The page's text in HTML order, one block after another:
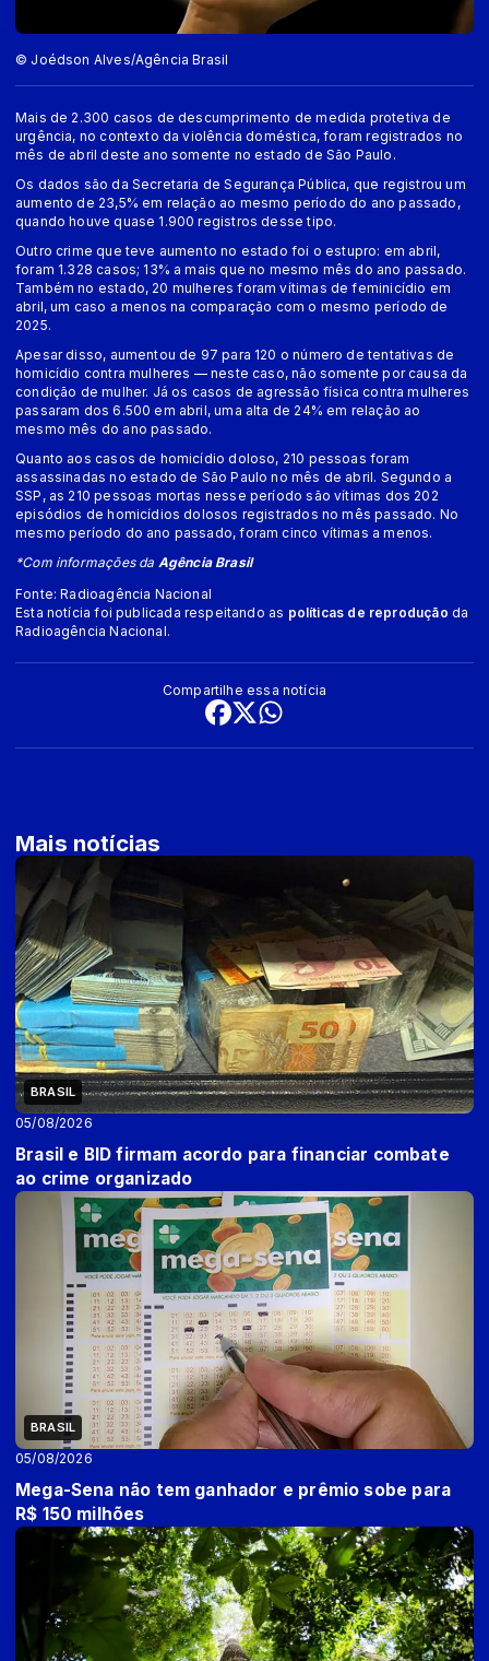
© Joédson Alves/Agência Brasil
Mais de 2.300 casos de descumprimento de medida protetiva de
urgência, no contexto da violência doméstica, foram registrados no
mês de abril deste ano somente no estado de São Paulo.
Os dados são da Secretaria de Segurança Pública, que registrou um
aumento de 23,5% em relação ao mesmo período do ano passado,
quando houve quase 1.900 registros desse tipo.
Outro crime que teve aumento no estado foi o estupro: em abril,
foram 1.328 casos; 13% a mais que no mesmo mês do ano passado.
Também no estado, 20 mulheres foram vítimas de feminicídio em
abril, um caso a menos na comparação com o mesmo período de
2025.
Apesar disso, aumentou de 97 para 120 o número de tentativas de
homicídio contra mulheres — neste caso, não somente por causa da
condição de mulher. Já os casos de agressão física contra mulheres
passaram dos 6.500 em abril, uma alta de 24% em relação ao
mesmo mês do ano passado.
Quanto aos casos de homicídio doloso, 210 pessoas foram
assassinadas no estado de São Paulo no mês de abril. Segundo a
SSP, as 210 pessoas mortas nesse período são vítimas dos 202
episódios de homicídios dolosos registrados no mês passado. No
mesmo período do ano passado, foram cinco vítimas a menos.
*Com informações da Agência Brasil
Fonte: Radioagência Nacional
Esta notícia foi publicada respeitando as políticas de reprodução da
Radioagência Nacional.
Compartilhe essa notícia
Mais notícias
BRASIL
05/08/2026
Brasil e BID firmam acordo para financiar combate
ao crime organizado
BRASIL
05/08/2026
Mega-Sena não tem ganhador e prêmio sobe para
R$ 150 milhões